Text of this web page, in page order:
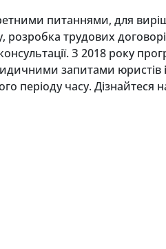
питаннями, для
трудових
З 2018 року
запитами юристів
часу. Дізнайтеся